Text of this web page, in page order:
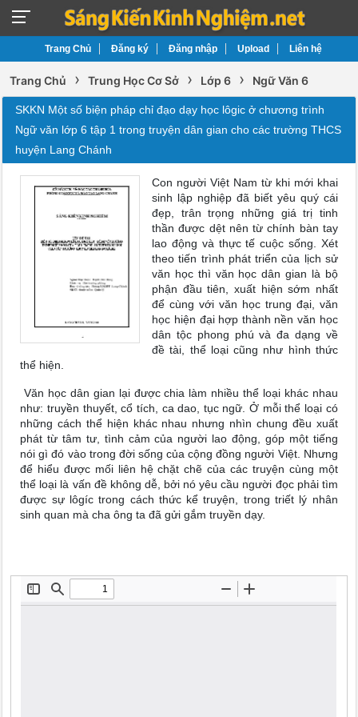
Trang Chủ Đăng ký Đăng nhập Upload Liên hệ
Trang Chủ › Trung Học Cơ Sở › Lớp 6 › Ngữ Văn 6
SKKN Một số biện pháp chỉ đạo dạy học lôgic ở chương trình
Ngữ văn lớp 6 tập 1 trong truyện dân gian cho các trường THCS
huyện Lang Chánh
Con người Việt Nam từ khi mới khai
sinh lập nghiệp đã biết yêu quý cái
đẹp, trân trọng những giá trị tinh
thần được dệt nên từ chính bàn tay
lao động và thực tế cuộc sống. Xét
theo tiến trình phát triển của lịch sử
văn học thì văn học dân gian là bộ
phận đầu tiên, xuất hiện sớm nhất
để cùng với văn học trung đại, văn
học hiện đại hợp thành nền văn học
dân tộc phong phú và đa dạng về
đề tài, thể loại cũng như hình thức
thể hiện.
Văn học dân gian lại được chia làm nhiều thể loại khác nhau
như: truyền thuyết, cổ tích, ca dao, tục ngữ. Ở mỗi thể loại có
những cách thể hiện khác nhau nhưng nhìn chung đều xuất
phát từ tâm tư, tình cảm của người lao động, góp một tiếng
nói gì đó vào trong đời sống của cộng đồng người Việt. Nhưng
để hiểu được mối liên hệ chặt chẽ của các truyện cùng một
thể loại là vấn đề không dễ, bởi nó yêu cầu người đọc phải tìm
được sự lôgíc trong cách thức kể truyện, trong triết lý nhân
sinh quan mà cha ông ta đã gửi gắm truyền dạy.